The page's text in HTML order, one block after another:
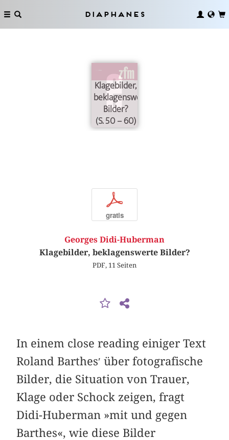
Diaphanes
Klagebilder,
beklagenswerte
Bilder?
(S. 50 – 60)
p
gratis
Georges Didi-Huberman
Klagebilder, beklagenswerte Bilder?
PDF, 11 Seiten
In einem close reading einiger Text
Roland Barthes′ über fotografische
Bilder, die Situation von Trauer,
Klage oder Schock zeigen, fragt
Didi-Huberman »mit und gegen
Barthes«, wie diese Bilder